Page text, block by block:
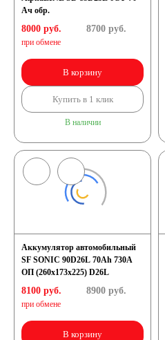
Ач обр.
8000 руб.
при обмене
8700руб.
В корзину
Купить в 1 клик
В наличии
Аккумулятор автомобильный
SF SONIC 90D26L 70Ah 730A
ОП (260x173x225) D26L
8100 руб.
при обмене
8900руб.
В корзину